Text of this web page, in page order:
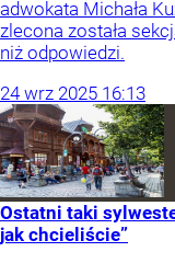
adwokata Michała
zlecona została
niż odpowiedzi.
24 wrz 2025 16:13
Ostatni taki
jak chcieliście”